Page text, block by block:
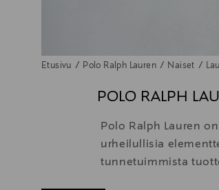
Etusivu Polo Ralph Lauren Naiset
POLO RALPH
Polo Ralph Lauren
urheilullisia
tunnetuimmista